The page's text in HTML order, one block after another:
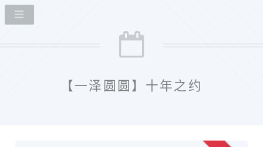
【一泽圆圆】十年之约